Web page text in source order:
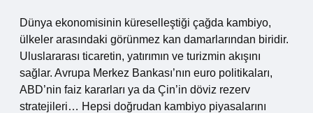
Dünya ekonomisinin küreselleştiği çağda kambiyo,
ülkeler arasındaki görünmez kan damarlarından biridir.
Uluslararası ticaretin, yatırımın ve turizmin akışını
sağlar. Avrupa Merkez Bankası’nın euro politikaları,
ABD’nin faiz kararları ya da Çin’in döviz rezerv
stratejileri… Hepsi doğrudan kambiyo piyasalarını